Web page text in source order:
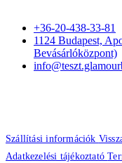
+36-20-438-33-81
1124 Budapest,
Bevásárlóközpont)
Szállítási információk
Adatkezelési tájékoztató